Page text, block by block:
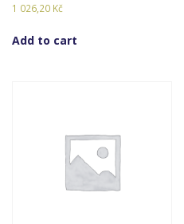
1 026,20 Kč
Add to cart